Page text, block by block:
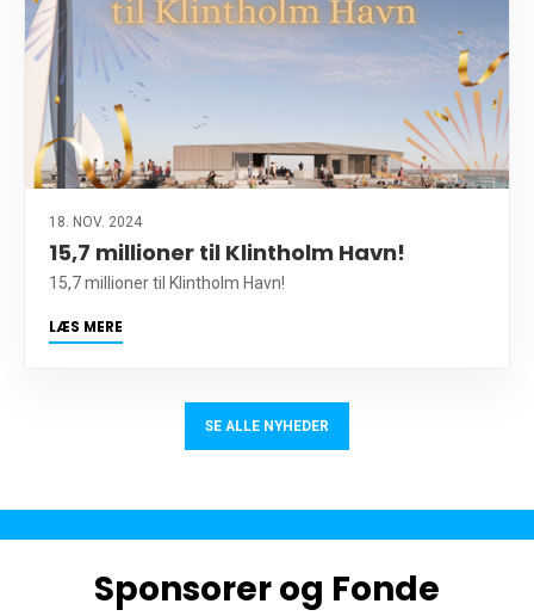
18. NOV. 2024
15,7 millioner til Klintholm Havn!
15,7 millioner til Klintholm Havn!
LÆS MERE
SE ALLE NYHEDER
Sponsorer og Fonde